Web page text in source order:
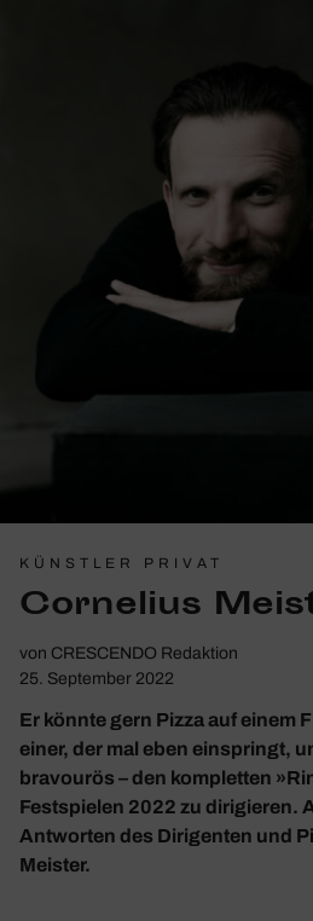
KÜNSTLER PRIVAT
Corne­lius
von CRESCENDO Redaktion
25. September 2022
Er könnte gern Pizza auf einem
einer, der mal eben einspringt,
bravourös – den kompletten
Festspielen 2022 zu dirigieren.
Antworten des Dirigenten und
Meister.